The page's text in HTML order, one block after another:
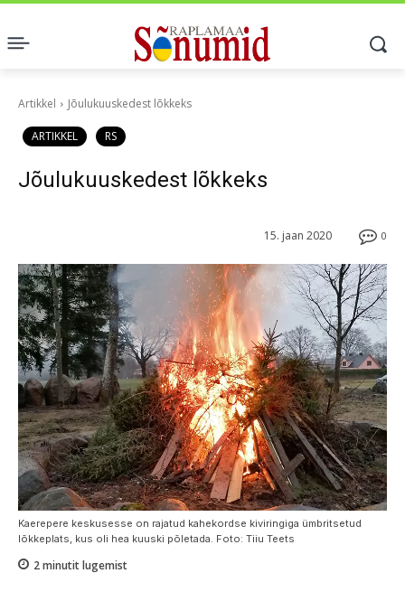
Artikkel Jõulukuuskedest lõkkeks
ARTIKKEL RS
Jõulukuuskedest lõkkeks
0
15. jaan 2020
Kaerepere keskusesse on rajatud kahekordse kiviringiga ümbritsetud
lõkkeplats, kus oli hea kuuski põletada. Foto: Tiiu Teets
2minutit lugemist